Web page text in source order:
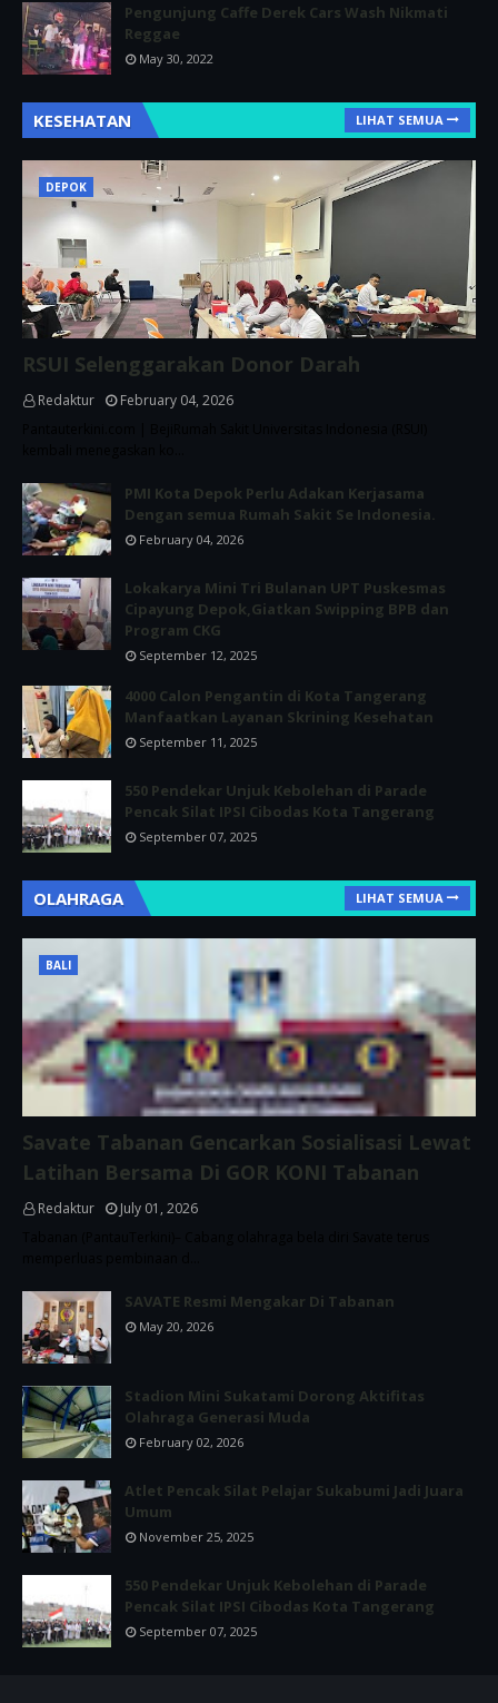
Pengunjung Caffe Derek Cars Wash Nikmati
Reggae
May 30, 2022
KESEHATAN LIHAT SEMUA
DEPOK
RSUI Selenggarakan Donor Darah
Redaktur
February 04, 2026
PMI Kota Depok Perlu Adakan Kerjasama
Dengan semua Rumah Sakit Se Indonesia.
February 04, 2026
Lokakarya Mini Tri Bulanan UPT Puskesmas
Cipayung Depok,Giatkan Swipping BPB dan
Program CKG
September 12, 2025
4000 Calon Pengantin di Kota Tangerang
Manfaatkan Layanan Skrining Kesehatan
September 11, 2025
550 Pendekar Unjuk Kebolehan di Parade
Pencak Silat IPSI Cibodas Kota Tangerang
September 07, 2025
OLAHRAGA LIHAT SEMUA
BALI
Savate Tabanan Gencarkan Sosialisasi Lewat
Latihan Bersama Di GOR KONI Tabanan
Redaktur
July 01, 2026
SAVATE Resmi Mengakar Di Tabanan
May 20, 2026
Stadion Mini Sukatami Dorong Aktifitas
Olahraga Generasi Muda
February 02, 2026
Atlet Pencak Silat Pelajar Sukabumi Jadi Juara
Umum
November 25, 2025
550 Pendekar Unjuk Kebolehan di Parade
Pencak Silat IPSI Cibodas Kota Tangerang
September 07, 2025